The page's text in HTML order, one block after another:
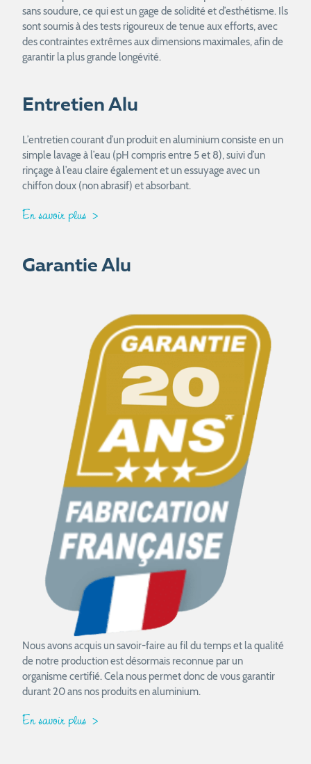
sans soudure, ce qui est un gage de solidité et d’esthétisme. Ils
sont soumis à des tests rigoureux de tenue aux efforts, avec
des contraintes extrêmes aux dimensions maximales, afin de
garantir la plus grande longévité.
Entretien Alu
L’entretien courant d’un produit en aluminium consiste en un
simple lavage à l’eau (pH compris entre 5 et 8), suivi d’un
rinçage à l’eau claire également et un essuyage avec un
chiffon doux (non abrasif) et absorbant.
En savoir plus
Garantie Alu
Nous avons acquis un savoir-faire au fil du temps et la qualité
de notre production est désormais reconnue par un
organisme certifié. Cela nous permet donc de vous garantir
durant 20 ans nos produits en aluminium.
En savoir plus